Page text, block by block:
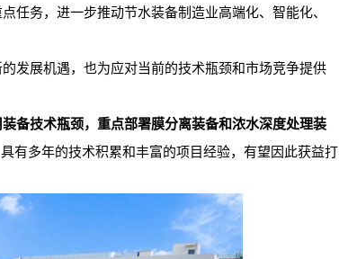
任务，进一步推动节水装备制造业高端化、智能化、
发展机遇，也为应对当前的技术瓶颈和市场竞争提供
备技术瓶颈，重点部署膜分离装备和浓水深度处理装
有多年的技术积累和丰富的项目经验，有望因此获益打